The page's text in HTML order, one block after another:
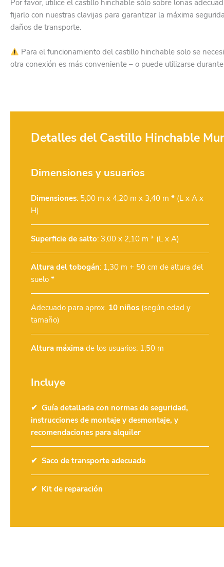
Por favor, utilice el castillo hinchable sólo sobre lonas
fijarlo con nuestras clavijas para garantizar la máxima
daños de transporte.
Para el funcionamiento del castillo hinchable solo se
otra conexión es más conveniente – o puede utilizarse
Detalles del Castillo Hinchable
Dimensiones y usuarios
Dimensiones: 5,00 m x 4,20 m x 3,40 m * (L x A x
H)
Superficie de salto: 3,00 x 2,10 m * (L x A)
Altura del tobogán: 1,30 m + 50 cm de altura del
suelo *
Adecuado para aprox. 10 niños (según edad y
tamaño)
Altura máxima de los usuarios: 1,50 m
Incluye
Guía detallada con normas de seguridad,
instrucciones de montaje y desmontaje, y
recomendaciones para alquiler
Saco de transporte adecuado
Kit de reparación